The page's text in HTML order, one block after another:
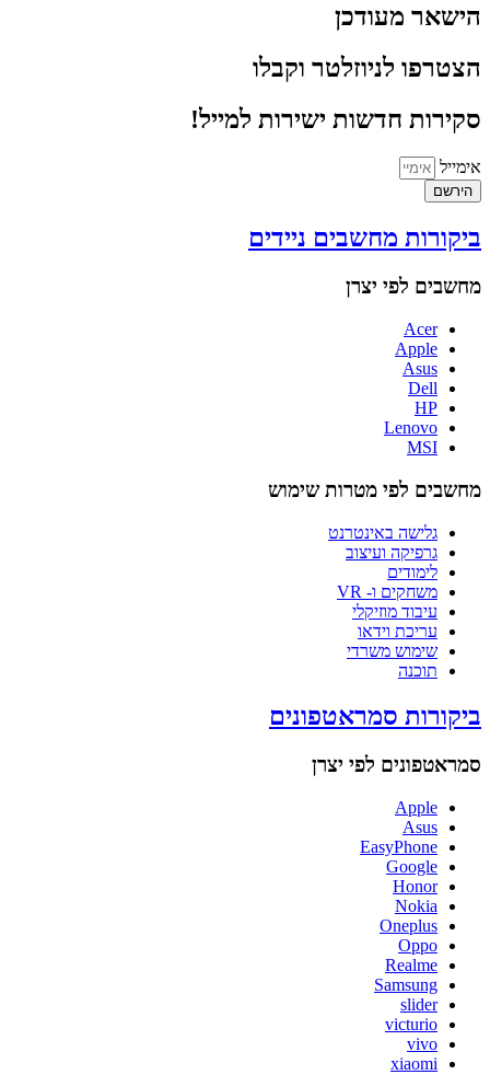
הישאר מעודכן
הצטרפו לניוזלטר וקבלו
סקירות חדשות ישירות למייל!
אימייל
הירשם
ביקורות מחשבים ניידים
מחשבים לפי יצרן
Acer
Apple
Asus
Dell
HP
Lenovo
MSI
מחשבים לפי מטרות שימוש
גלישה באינטרנט
גרפיקה ועיצוב
לימודים
משחקים ו- VR
עיבוד מוזיקלי
עריכת וידאו
שימוש משרדי
תוכנה
ביקורות סמראטפונים
סמראטפונים לפי יצרן
Apple
Asus
EasyPhone
Google
Honor
Nokia
Oneplus
Oppo
Realme
Samsung
slider
victurio
vivo
xiaomi